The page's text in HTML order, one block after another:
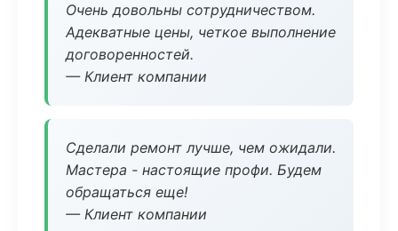
Очень довольны сотрудничеством.
Адекватные цены, четкое выполнение
договоренностей.
— Клиент компании
Сделали ремонт лучше, чем ожидали.
Мастера - настоящие профи. Будем
обращаться еще!
— Клиент компании